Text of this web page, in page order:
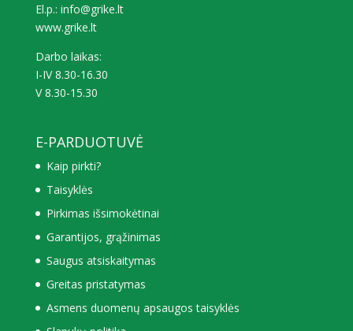
El.p.: info@grike.lt
www.grike.lt
Darbo laikas:
I-IV 8.30-16.30
V 8.30-15.30
E-PARDUOTUVĖ
Kaip pirkti?
Taisyklės
Pirkimas išsimokėtinai
Garantijos, grąžinimas
Saugus atsiskaitymas
Greitas pristatymas
Asmens duomenų apsaugos taisyklės